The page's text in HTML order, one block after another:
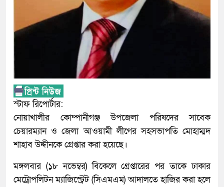
স্টাফ রিপোর্টার:
নোয়াখালীর কোম্পানীগঞ্জ উপজেলা পরিষদের সাবেক
চেয়ারম্যান ও জেলা আওয়ামী লীগের সহসভাপতি মোহাম্মদ
শাহাব উদ্দীনকে গ্রেপ্তার করা হয়েছে।
মঙ্গলবার (১৮ নভেম্বর) বিকেলে গ্রেপ্তারের পর তাকে ঢাকার
মেট্রোপলিটন ম্যাজিস্ট্রেট (সিএমএম) আদালতে হাজির করা হলে